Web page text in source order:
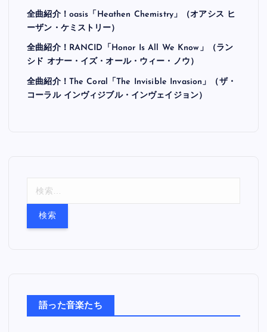
全曲紹介！oasis「Heathen Chemistry」（オアシス ヒ
ーザン・ケミストリー）
全曲紹介！RANCID「Honor Is All We Know」（ラン
シド オナー・イズ・オール・ウィー・ノウ）
全曲紹介！The Coral「The Invisible Invasion」（ザ・
コーラル インヴィジブル・インヴェイジョン）
語った音楽たち